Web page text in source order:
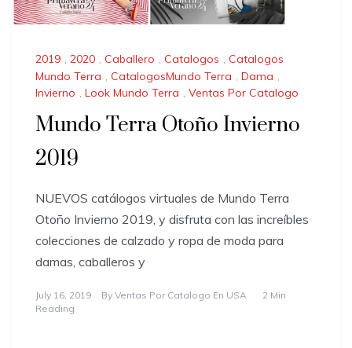
2019 , 2020 , Caballero , Catalogos , Catalogos
Mundo Terra , CatalogosMundo Terra , Dama ,
Invierno , Look Mundo Terra , Ventas Por Catalogo
Mundo Terra Otoño Invierno
2019
NUEVOS catálogos virtuales de Mundo Terra
Otoño Invierno 2019, y disfruta con las increíbles
colecciones de calzado y ropa de moda para
damas, caballeros y
July 16, 2019 By Ventas Por Catalogo En USA
2 Min
Reading